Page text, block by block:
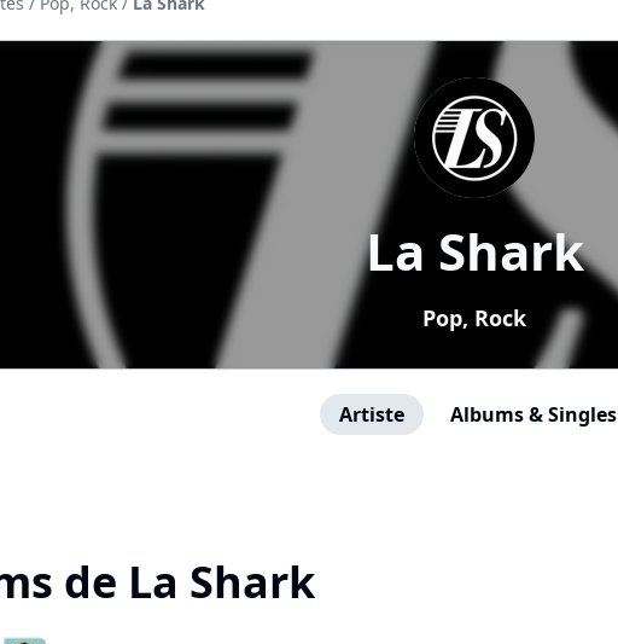
La Shark
Pop, Rock
Artiste Albums & Singles
de La Shark